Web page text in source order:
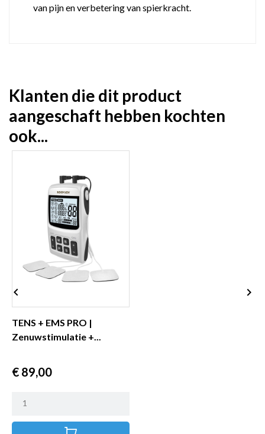
van pijn en verbetering van spierkracht.
Klanten die dit product
aangeschaft hebben kochten
ook...
TENS + EMS PRO |
Zenuwstimulatie +...
Prijs
€ 89,00
 